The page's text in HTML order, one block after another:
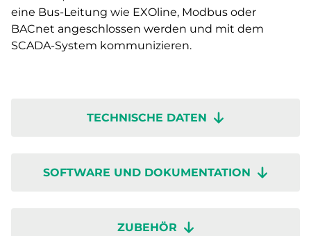
eine Bus-Leitung wie EXOline, Modbus oder
BACnet angeschlossen werden und mit dem
SCADA-System kommunizieren.
TECHNISCHE DATEN
SOFTWARE UND DOKUMENTATION
ZUBEHÖR